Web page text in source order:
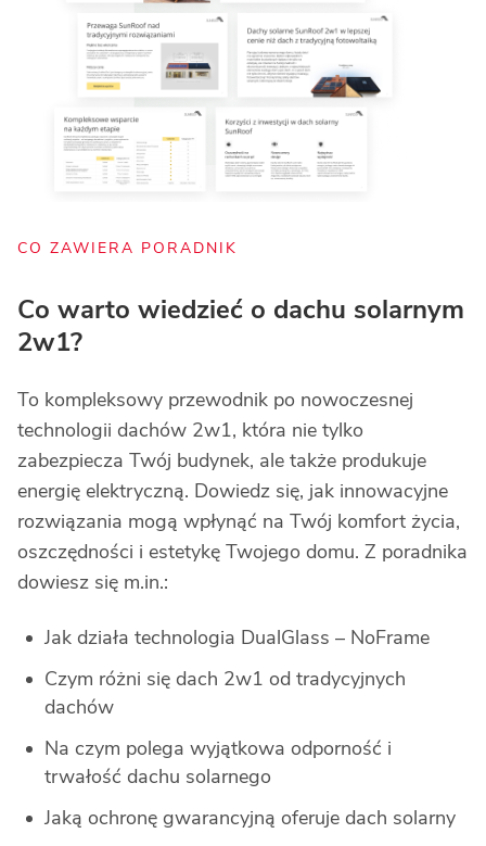
CO ZAWIERA PORADNIK
Co warto wiedzieć o dachu solarnym
2w1?
To kompleksowy przewodnik po nowoczesnej
technologii dachów 2w1, która nie tylko
zabezpiecza Twój budynek, ale także produkuje
energię elektryczną. Dowiedz się, jak innowacyjne
rozwiązania mogą wpłynąć na Twój komfort życia,
oszczędności i estetykę Twojego domu. Z poradnika
dowiesz się m.in.:
Jak działa technologia DualGlass – NoFrame
Czym różni się dach 2w1 od tradycyjnych
dachów
Na czym polega wyjątkowa odporność i
trwałość dachu solarnego
Jaką ochronę gwarancyjną oferuje dach solarny